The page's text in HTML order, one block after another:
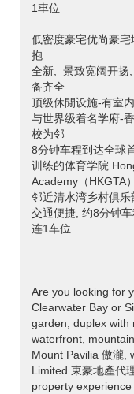
1車位
低密度豪宅优尚豪
抱
全新, 景致宽阔开扬
备齐全
顶级休閒设施-有室
与世界级着名学府-
校为邻
8分钟车程到达全球
训练的体育学院
Academy（HKGTA）
邻近清水湾乡村俱乐
交通便捷, 约8分钟
连1车位
Are you looking for
Clearwater Bay or
garden, duplex with
waterfront,
Mount Pavilia 傲瀧,
Limited 東豪地產代
property